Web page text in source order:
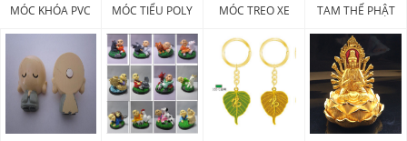
MÓC KHÓA PVC MÓC TIỂU POLY MÓC TREO XE TAM THẾ PHẬT